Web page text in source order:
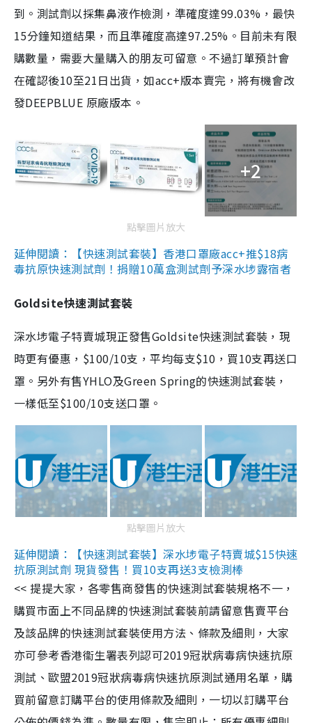
到。測試劑以採集鼻液作檢測，準確度達99.03%，最快
15分鐘知道結果，而且準確度高達97.25%。目前未有限
購數量，需要大量購入的朋友可留意。不過訂單預計會
在確認後10至21日出貨，如acc+版本賣完，將有機會改
發DEEPBLUE 原廠版本。
+2
點擊圖片放大
延伸閱讀：【快速測試套裝】香港口罩廠acc+推$18病
毒抗原快速測試劑！捐贈10萬盒測試劑予深水埗露宿者
Goldsite快速測試套裝
深水埗電子特賣城現正發售Goldsite快速測試套裝，現
時更有優惠，$100/10支，平均每支$10，買10支再送口
罩。另外有售YHLO及Green Spring的快速測試套裝，
一樣低至$100/10支送口罩。
點擊圖片放大
延伸閱讀：【快速測試套裝】深水埗電子特賣城$15快速
抗原測試劑 現貨發售！買10支再送3支檢測棒
<< 提提大家，各零售商發售的快速測試套裝規格不一，
購買市面上不同品牌的快速測試套裝前請留意售賣平台
及該品牌的快速測試套裝使用方法、條款及細則，大家
亦可參考香港衞生署表列認可2019冠狀病毒病快速抗原
測試、歐盟2019冠狀病毒病快速抗原測試通用名單，購
買前留意訂購平台的使用條款及細則，一切以訂購平台